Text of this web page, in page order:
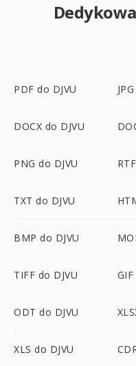
PDF do DJVU
DOCX do DJVU
PNG do DJVU
TXT do DJVU
BMP do DJVU
TIFF do DJVU GIF
ODT do DJVU
XLS do DJVU